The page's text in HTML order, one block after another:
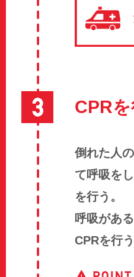
CPRを
倒れた人
て呼吸を
を行う。
呼吸があ
CPRを行う